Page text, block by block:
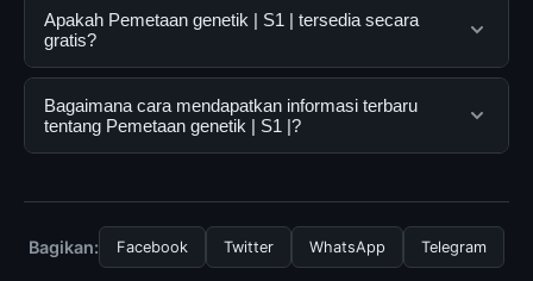
Pemetaan genetik | S1 | adalah layanan digital yang
dirancang untuk membantu pengguna mendapatkan
informasi lengkap dan terpercaya. Anda dapat
menggunakannya dengan mengunjungi situs resmi dan
mengikuti panduan yang tersedia.
Apakah Pemetaan genetik | S1 | tersedia secara
gratis?
Ya, Pemetaan genetik | S1 | dapat diakses secara gratis
oleh semua pengguna. Tidak ada biaya tersembunyi
atau langganan yang diperlukan untuk menggunakan
Bagaimana cara mendapatkan informasi terbaru
tentang Pemetaan genetik | S1 |?
halaman resmi kami secara berkala. Kami selalu
memperbarui konten dengan informasi terkini dan
Bagikan: Facebook Twitter WhatsApp Telegram